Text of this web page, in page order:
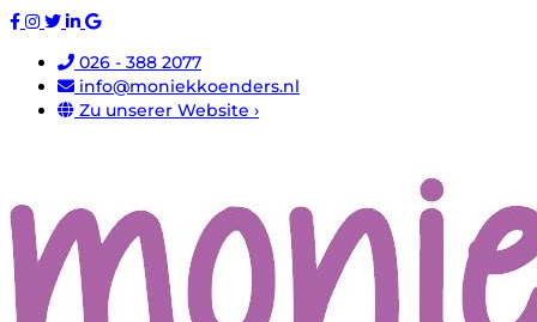
026 - 388 2077
info@moniekkoenders.nl
Zu unserer Website ›